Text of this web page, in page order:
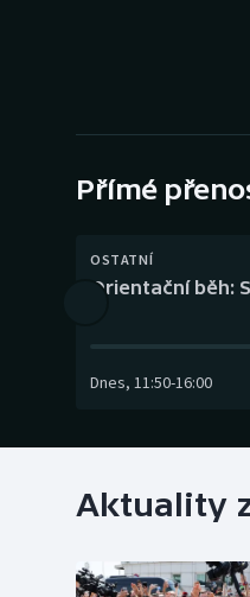
Přímé
OSTATNÍ
Orientační běh:
Dnes, 11:50-16:00
Aktuality